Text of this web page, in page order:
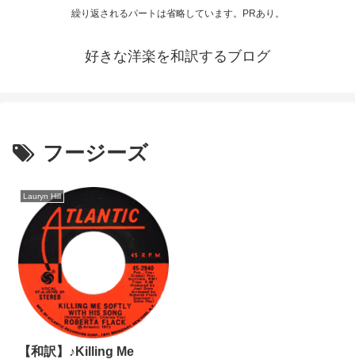
繰り返されるパートは省略しています。PRあり。
好きな洋楽を和訳するブログ
フージーズ
Lauryn Hill
【和訳】♪Killing Me